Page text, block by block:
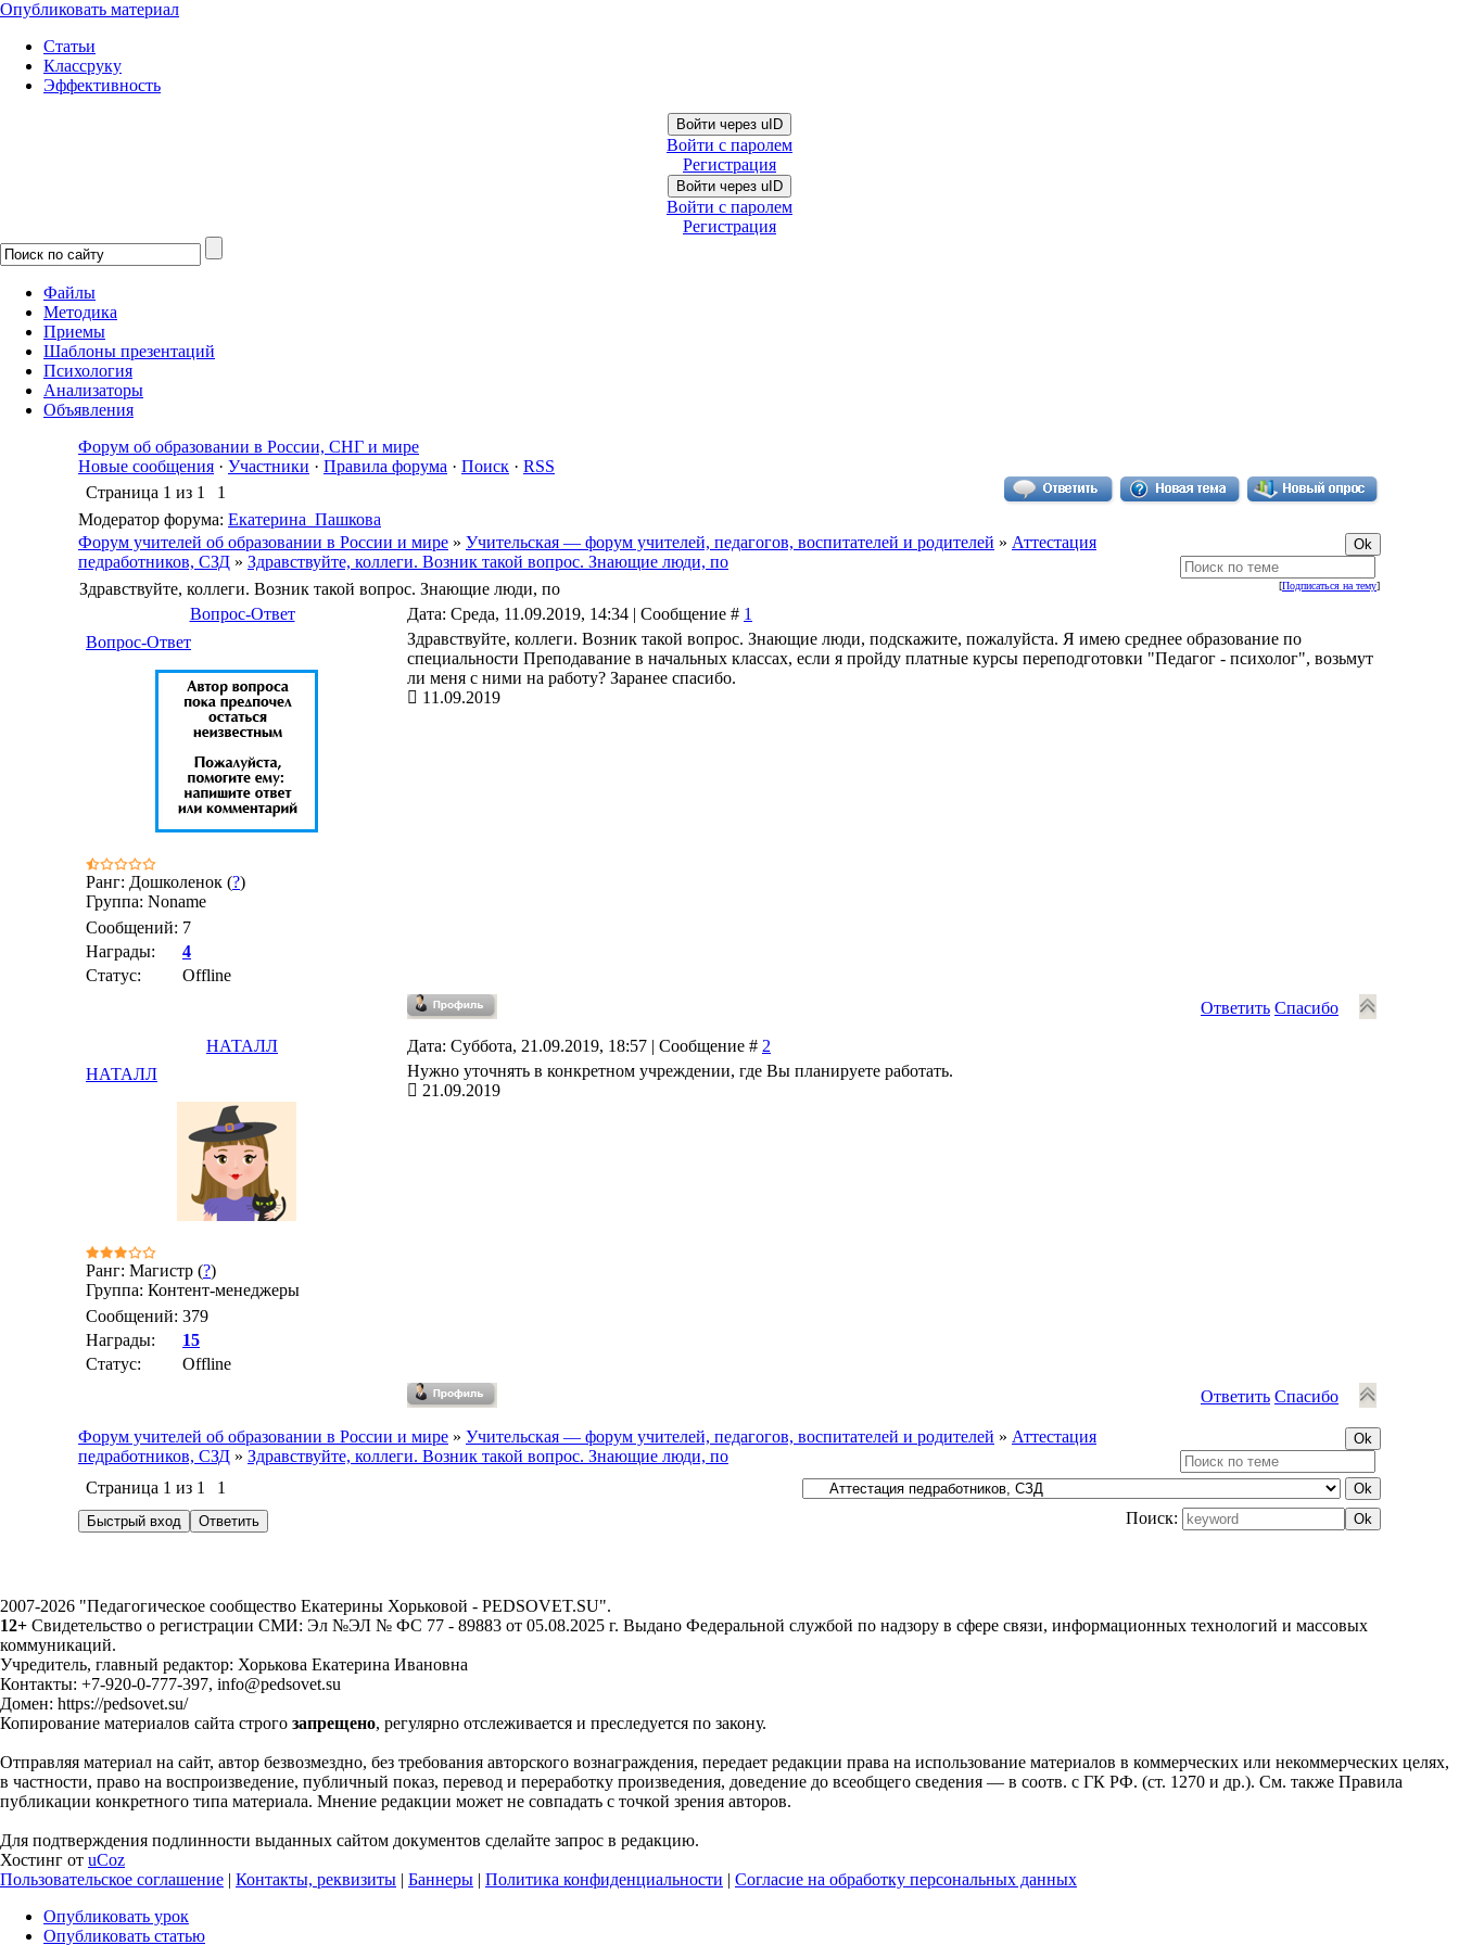
Опубликовать материал
Статьи
Классруку
Эффективность
Войти через uID
Войти с паролем
Регистрация
Войти через uID
Войти с паролем
Регистрация
Файлы
Методика
Приемы
Шаблоны презентаций
Психология
Анализаторы
Объявления
Форум об образовании в России, СНГ и мире
Новые сообщения · Участники · Правила форума · Поиск · RSS
Страница 1 из 1
1
Модератор форума: Екатерина_Пашкова
Форум учителей об образовании в России и мире » Учительская — форум учителей, педагогов, воспитателей и родителей » Аттестация
педработников, СЗД » Здравствуйте, коллеги. Возник такой вопрос. Знающие люди, по
[Подписаться на тему]
Здравствуйте, коллеги. Возник такой вопрос. Знающие люди, по
Вопрос-Ответ
Дата: Среда, 11.09.2019, 14:34 | Сообщение # 1
Вопрос-Ответ
Ранг: Дошколенок (?)
Группа: Noname
Сообщений: 7
Награды:
4
Статус:
Offline
Здравствуйте, коллеги. Возник такой вопрос. Знающие люди, подскажите, пожалуйста. Я имею среднее образование по
специальности Преподавание в начальных классах, если я пройду платные курсы переподготовки "Педагог - психолог", возьмут
ли меня с ними на работу? Заранее спасибо.
11.09.2019
Ответить Спасибо
НАТАЛЛ Дата: Суббота, 21.09.2019, 18:57 | Сообщение # 2
НАТАЛЛ
Ранг: Магистр (?)
Группа: Контент-менеджеры
Сообщений: 379
Награды:
15
Статус:
Offline
Нужно уточнять в конкретном учреждении, где Вы планируете работать.
21.09.2019
Ответить Спасибо
Форум учителей об образовании в России и мире » Учительская — форум учителей, педагогов, воспитателей и родителей » Аттестация
педработников, СЗД » Здравствуйте, коллеги. Возник такой вопрос. Знающие люди, по
Страница 1 из 1
1
Поиск:
2007-2026 "Педагогическое сообщество Екатерины Хорьковой - PEDSOVET.SU".
12+ Свидетельство о регистрации СМИ: Эл №ЭЛ № ФС 77 - 89883 от 05.08.2025 г. Выдано Федеральной службой по надзору в сфере связи, информационных технологий и массовых
коммуникаций.
Учредитель, главный редактор: Хорькова Екатерина Ивановна
Контакты: +7-920-0-777-397, info@pedsovet.su
Домен: https://pedsovet.su/
Копирование материалов сайта строго запрещено, регулярно отслеживается и преследуется по закону.
Отправляя материал на сайт, автор безвозмездно, без требования авторского вознаграждения, передает редакции права на использование материалов в коммерческих или некоммерческих целях,
в частности, право на воспроизведение, публичный показ, перевод и переработку произведения, доведение до всеобщего сведения — в соотв. с ГК РФ. (ст. 1270 и др.). См. также Правила
публикации конкретного типа материала. Мнение редакции может не совпадать с точкой зрения авторов.
Для подтверждения подлинности выданных сайтом документов сделайте запрос в редакцию.
Хостинг от uCoz
Пользовательское соглашение | Контакты, реквизиты | Баннеры | Политика конфиденциальности | Согласие на обработку персональных данных
Опубликовать урок
Опубликовать статью